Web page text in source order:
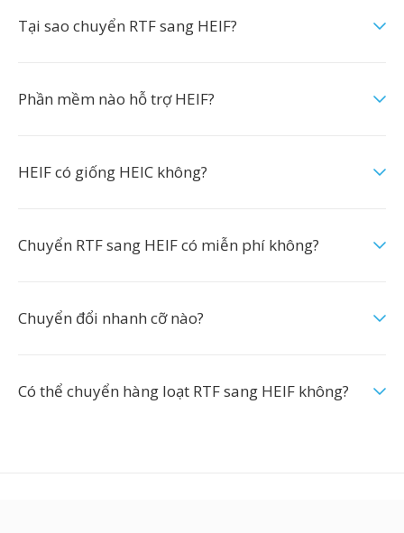
Tại sao chuyển RTF sang HEIF?
Phần mềm nào hỗ trợ HEIF?
HEIF có giống HEIC không?
Chuyển RTF sang HEIF có miễn phí không?
Chuyển đổi nhanh cỡ nào?
Có thể chuyển hàng loạt RTF sang HEIF không?